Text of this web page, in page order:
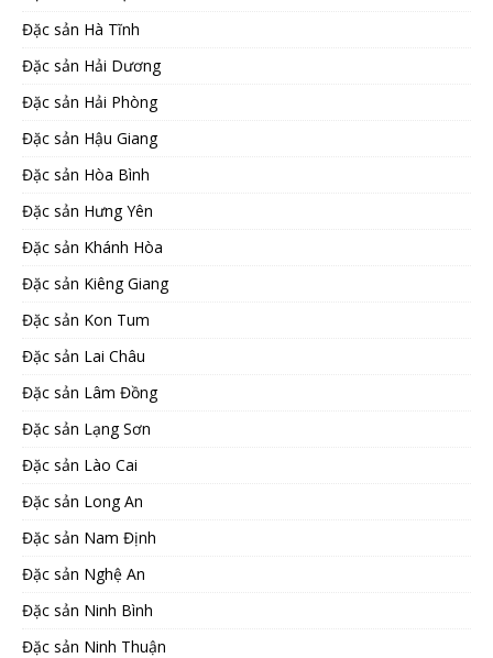
Đặc sản Hà Tĩnh
Đặc sản Hải Dương
Đặc sản Hải Phòng
Đặc sản Hậu Giang
Đặc sản Hòa Bình
Đặc sản Hưng Yên
Đặc sản Khánh Hòa
Đặc sản Kiêng Giang
Đặc sản Kon Tum
Đặc sản Lai Châu
Đặc sản Lâm Đồng
Đặc sản Lạng Sơn
Đặc sản Lào Cai
Đặc sản Long An
Đặc sản Nam Định
Đặc sản Nghệ An
Đặc sản Ninh Bình
Đặc sản Ninh Thuận